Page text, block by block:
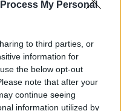
My Personal
to third parties, or
information for
the below opt-out
note that after your
continue seeing
information utilized by
appui pour
tout ce qui est
à tout régler :
Pôle emploi.
mais ma
top. Elle voit